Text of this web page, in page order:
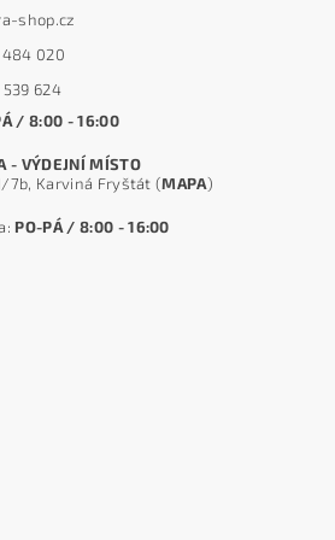
shop.cz
020
624
/ 8:00 - 16:00
- VÝDEJNÍ MÍSTO
7b, Karviná Fryštát (MAPA)
PO-PÁ / 8:00 - 16:00